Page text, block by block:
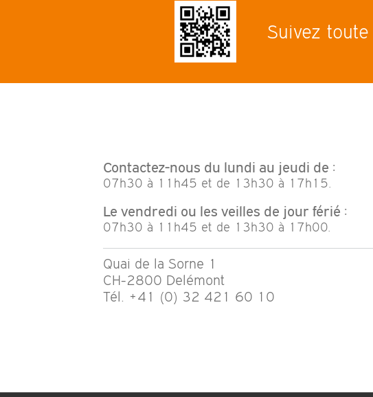
Suivez
Contactez-nous du lundi au jeudi de :
07h30 à 11h45 et de 13h30 à 17h15.
Le vendredi ou les veilles de jour férié :
07h30 à 11h45 et de 13h30 à 17h00.
Quai de la Sorne 1
CH-2800 Delémont
Tél. +41 (0) 32 421 60 10